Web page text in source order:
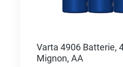
Varta 4906 Batterie,
Mignon, AA